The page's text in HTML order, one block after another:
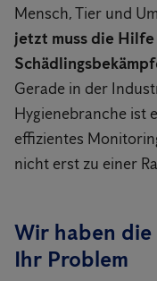
Mensch, Tier und
jetzt muss die
Gerade in der
Hygienebranche ist
effizientes
nicht erst zu einer
Wir haben
Ihr Problem